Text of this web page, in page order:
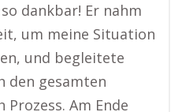
dankbar! Er nahm
um meine Situation
und begleitete
den gesamten
Prozess. Am Ende